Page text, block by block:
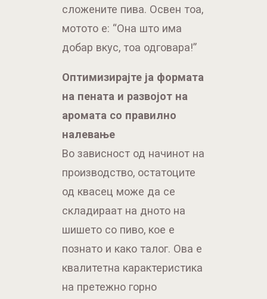
сложените пива. Освен тоа,
мотото е: “Она што има
добар вкус, тоа одговара!”
Оптимизирајте ја формата
на пената и развојот на
аромата со правилно
налевање
Во зависност од начинот на
производство, остатоците
од квасец може да се
складираат на дното на
шишето со пиво, кое е
познато и како талог. Ова е
квалитетна карактеристика
на претежно горно